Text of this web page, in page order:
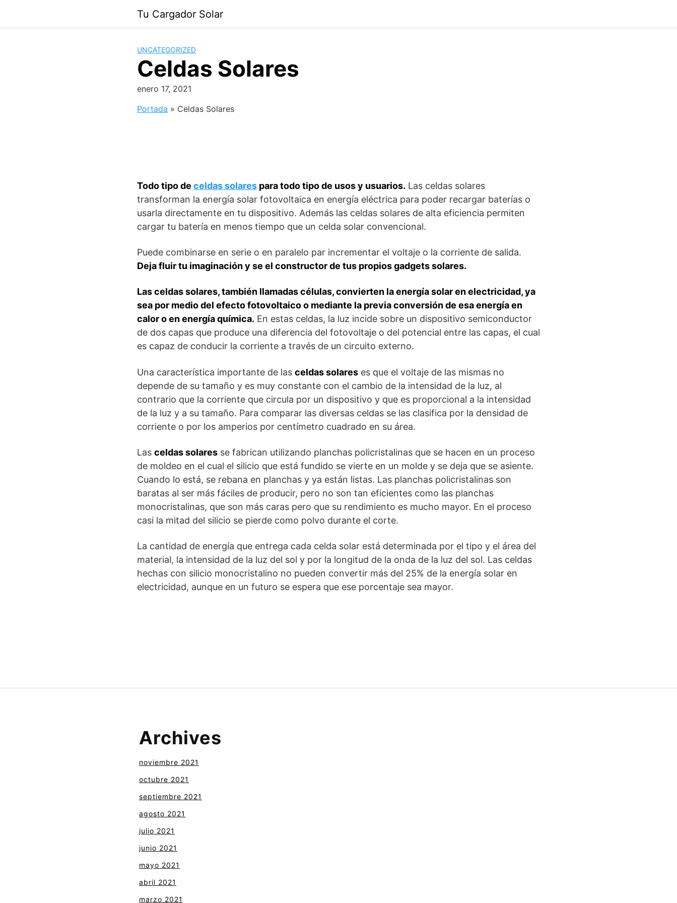
contenido
Tu Cargador Solar
UNCATEGORIZED
Celdas Solares
enero 17, 2021
Portada » Celdas Solares
Todo tipo de celdas solares para todo tipo de usos y usuarios. Las celdas solares
transforman la energía solar fotovoltaica en energía eléctrica para poder recargar baterías o
usarla directamente en tu dispositivo. Además las celdas solares de alta eficiencia permiten
cargar tu batería en menos tiempo que un celda solar convencional.
Puede combinarse en serie o en paralelo par incrementar el voltaje o la corriente de salida.
Deja fluir tu imaginación y se el constructor de tus propios gadgets solares.
Las celdas solares, también llamadas células, convierten la energía solar en electricidad, ya
sea por medio del efecto fotovoltaico o mediante la previa conversión de esa energía en
calor o en energía química. En estas celdas, la luz incide sobre un dispositivo semiconductor
de dos capas que produce una diferencia del fotovoltaje o del potencial entre las capas, el cual
es capaz de conducir la corriente a través de un circuito externo.
Una característica importante de las celdas solares es que el voltaje de las mismas no
depende de su tamaño y es muy constante con el cambio de la intensidad de la luz, al
contrario que la corriente que circula por un dispositivo y que es proporcional a la intensidad
de la luz y a su tamaño. Para comparar las diversas celdas se las clasifica por la densidad de
corriente o por los amperios por centímetro cuadrado en su área.
Las celdas solares se fabrican utilizando planchas policristalinas que se hacen en un proceso
de moldeo en el cual el silicio que está fundido se vierte en un molde y se deja que se asiente.
Cuando lo está, se rebana en planchas y ya están listas. Las planchas policristalinas son
baratas al ser más fáciles de producir, pero no son tan eficientes como las planchas
monocristalinas, que son más caras pero que su rendimiento es mucho mayor. En el proceso
casi la mitad del silicio se pierde como polvo durante el corte.
La cantidad de energía que entrega cada celda solar está determinada por el tipo y el área del
material, la intensidad de la luz del sol y por la longitud de la onda de la luz del sol. Las celdas
hechas con silicio monocristalino no pueden convertir más del 25% de la energía solar en
electricidad, aunque en un futuro se espera que ese porcentaje sea mayor.
Archives
noviembre 2021
octubre 2021
septiembre 2021
agosto 2021
julio 2021
junio 2021
mayo 2021
abril 2021
marzo 2021